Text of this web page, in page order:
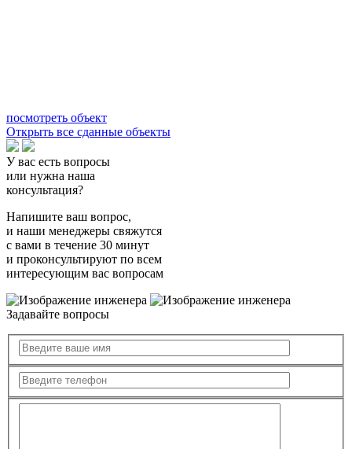
посмотреть объект
Открыть все сданные объекты
У вас есть вопросы
или нужна наша
консультация?
Напишите ваш вопрос,
и наши менеджеры свяжутся
с вами в течение 30 минут
и проконсультируют по всем
интересующим вас вопросам
Задавайте вопросы